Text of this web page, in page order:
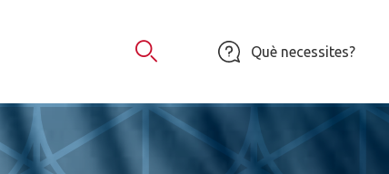
Obrir Cercador
Què necessites?